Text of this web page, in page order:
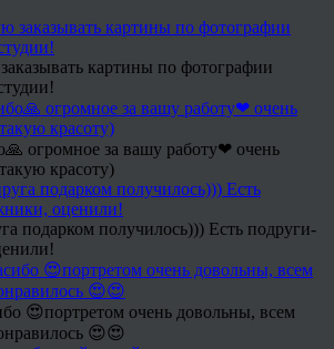
картины по фотографии
огромное за вашу работу❤ очень
красоту)
подарком получилось))) Есть подруги-
😍портретом очень довольны, всем
😍😍